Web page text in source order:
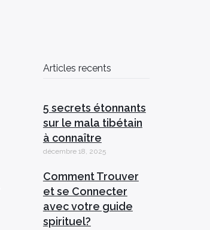
Articles recents
5 secrets étonnants
sur le mala tibétain
à connaître
décembre 18, 2025
Comment Trouver
et se Connecter
avec votre guide
spirituel?